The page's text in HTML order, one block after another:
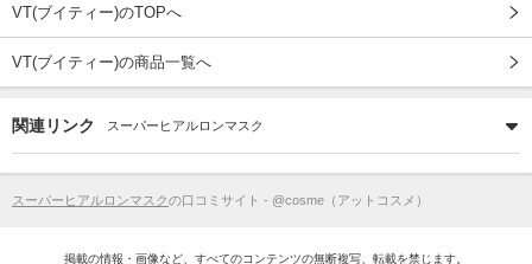
VT(ブイティー)のTOPへ
VT(ブイティー)の商品一覧へ
関連リンク スーパーヒアルロンマスク
スーパーヒアルロンマスクの口コミサイト - @cosme（アットコスメ）
掲載の情報・画像など、すべてのコンテンツの無断複写、転載を禁じます。